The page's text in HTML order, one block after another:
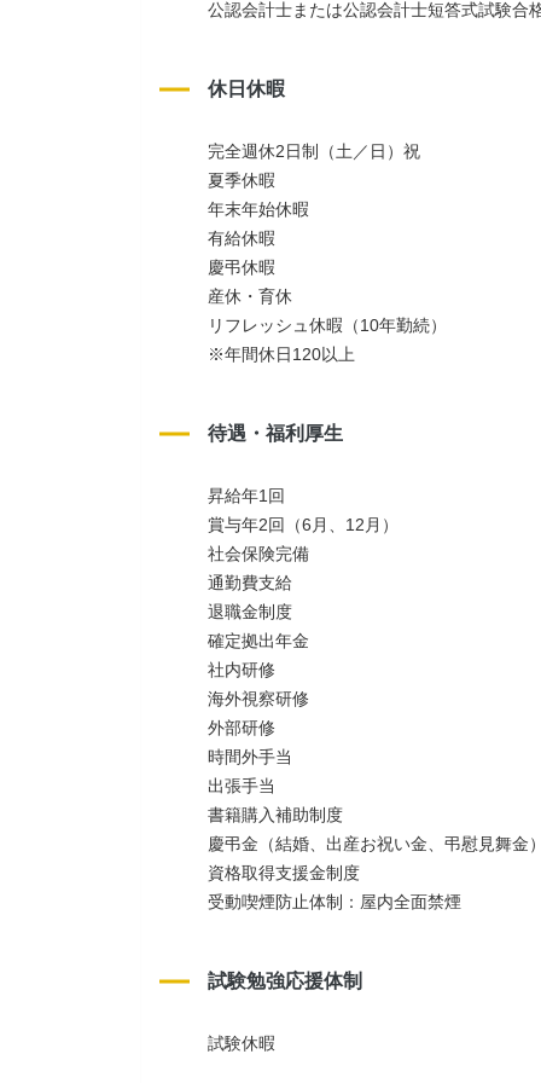
公認会計士または公認会計士短答式試験合
休日休暇
完全週休2日制（土／日）祝
夏季休暇
年末年始休暇
有給休暇
慶弔休暇
産休・育休
リフレッシュ休暇（10年勤続）
※年間休日120以上
待遇・福利厚生
昇給年1回
賞与年2回（6月、12月）
社会保険完備
通勤費支給
退職金制度
確定拠出年金
社内研修
海外視察研修
外部研修
時間外手当
出張手当
書籍購入補助制度
慶弔金（結婚、出産お祝い金、弔慰見舞金
資格取得支援金制度
受動喫煙防止体制：屋内全面禁煙
試験勉強応援体制
試験休暇